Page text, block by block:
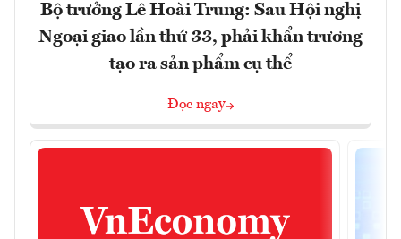
Bộ trưởng Lê Hoài Trung: Sau Hội nghị
Ngoại giao lần thứ 33, phải khẩn trương
tạo ra sản phẩm cụ thể
Đọc ngay